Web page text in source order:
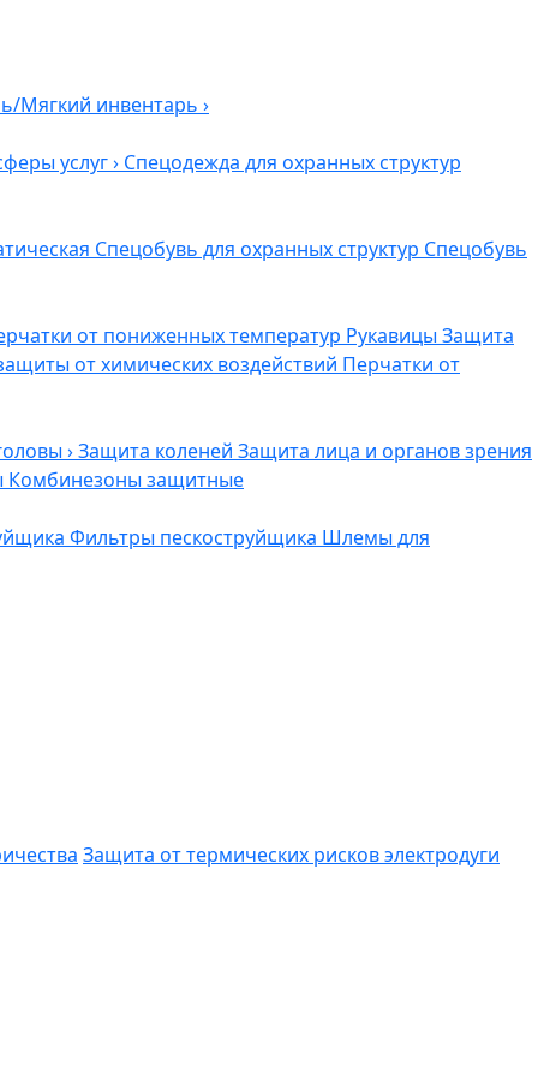
Мягкий инвентарь ›
услуг› Спецодежда для охранных структур
Спецобувь для охранных структур Спецобувь
от пониженных температур Рукавицы Защита
от химических воздействий Перчатки от
›Защита коленей Защита лица и органов зрения
Комбинезоны защитные
Фильтры пескоструйщика Шлемы для
Защита от термических рисков электродуги